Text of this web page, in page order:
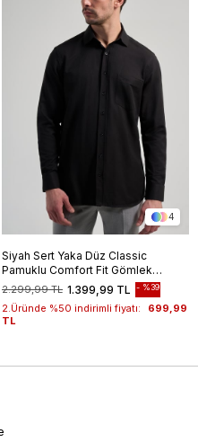
4
Siyah Sert Yaka Düz Classic
Pamuklu Comfort Fit Gömlek
1004250213 1.399,99 TL
2.299,99 TL %39
2.Üründe %50 indirimli fiyatı:
699,99
TL